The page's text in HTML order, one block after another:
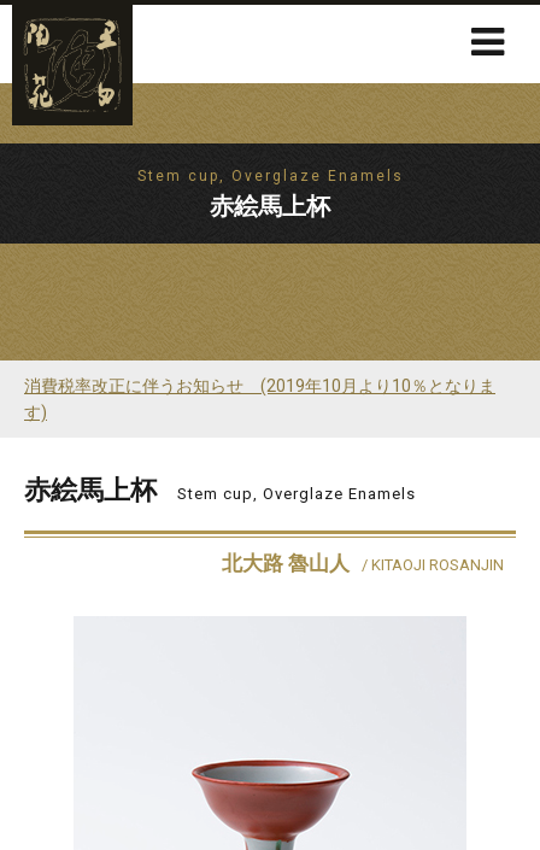
Stem cup, Overglaze Enamels
赤絵馬上杯
消費税率改正に伴うお知らせ (2019年10月より10％となりま
す)
赤絵馬上杯 Stem cup, Overglaze Enamels
北大路 魯山人 / KITAOJI ROSANJIN